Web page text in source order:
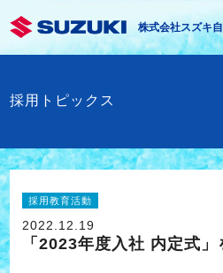
株式会社スズキ
採用トピックス
採用教育活動
2022.12.19
「2023年度入社 内定式」